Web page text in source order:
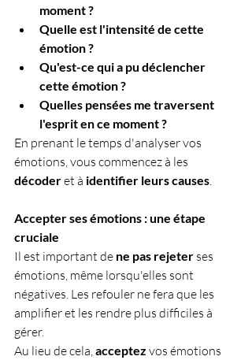
moment ?
Quelle est l'intensité de cette
émotion ?
Qu'est-ce qui a pu déclencher
cette émotion ?
Quelles pensées me traversent
l'esprit en ce moment ?
En prenant le temps d'analyser vos
émotions, vous commencez à les
décoder et à identifier leurs causes.
Accepter ses émotions : une étape
cruciale
Il est important de ne pas rejeter ses
émotions, même lorsqu'elles sont
négatives. Les refouler ne fera que les
amplifier et les rendre plus difficiles à
gérer.
Au lieu de cela, acceptez vos émotions